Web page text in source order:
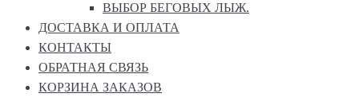
ВЫБОР БЕГОВЫХ ЛЫЖ.
ДОСТАВКА И ОПЛАТА
КОНТАКТЫ
ОБРАТНАЯ СВЯЗЬ
КОРЗИНА ЗАКАЗОВ